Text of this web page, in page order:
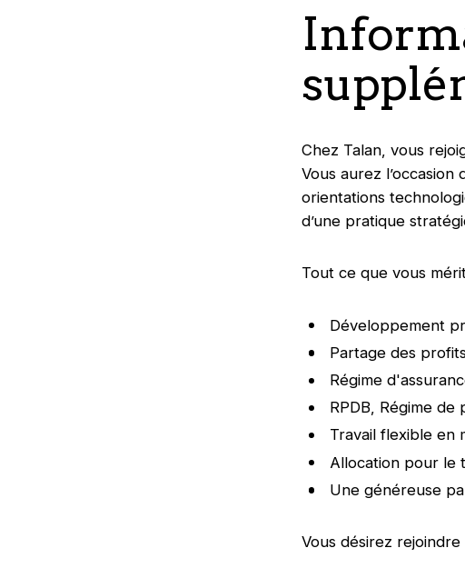
Chez Talan, vous
Vous aurez
orientations
d’une pratique
Tout ce que vous
Développement
Partage des
Régime
RPDB, Régime
Travail flexible en
Allocation pour le
Une généreuse
Vous désirez